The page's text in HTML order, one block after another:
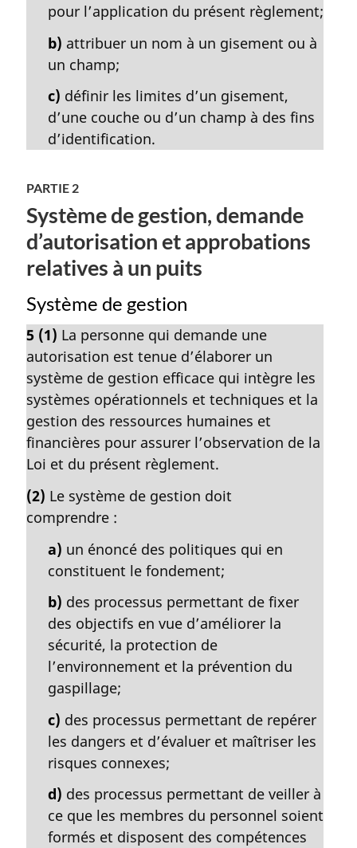
pour l’application du présent règlement;
b) attribuer un nom à un gisement ou à
un champ;
c) définir les limites d’un gisement,
d’une couche ou d’un champ à des fins
d’identification.
PARTIE 2
Système de gestion, demande
d’autorisation et approbations
relatives à un puits
Système de gestion
5 (1) La personne qui demande une
autorisation est tenue d’élaborer un
système de gestion efficace qui intègre les
systèmes opérationnels et techniques et la
gestion des ressources humaines et
financières pour assurer l’observation de la
Loi et du présent règlement.
(2) Le système de gestion doit
comprendre :
a) un énoncé des politiques qui en
constituent le fondement;
b) des processus permettant de fixer
des objectifs en vue d’améliorer la
sécurité, la protection de
l’environnement et la prévention du
gaspillage;
c) des processus permettant de repérer
les dangers et d’évaluer et maîtriser les
risques connexes;
d) des processus permettant de veiller à
ce que les membres du personnel soient
formés et disposent des compétences